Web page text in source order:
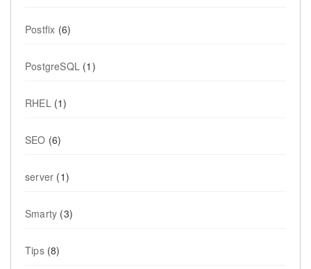
Postfix (6)
PostgreSQL (1)
RHEL (1)
SEO (6)
server (1)
Smarty (3)
Tips(8)